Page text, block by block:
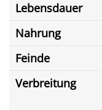
Lebensdauer
Nahrung
Feinde
Verbreitung